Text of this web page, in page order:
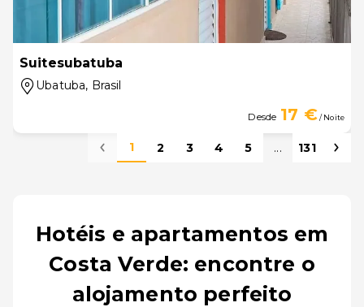
Suitesubatuba
Ubatuba, Brasil
Desde 17 €/ Noite
1 2 3 4 5 ... 131
Hotéis e apartamentos em
Costa Verde: encontre o
alojamento perfeito